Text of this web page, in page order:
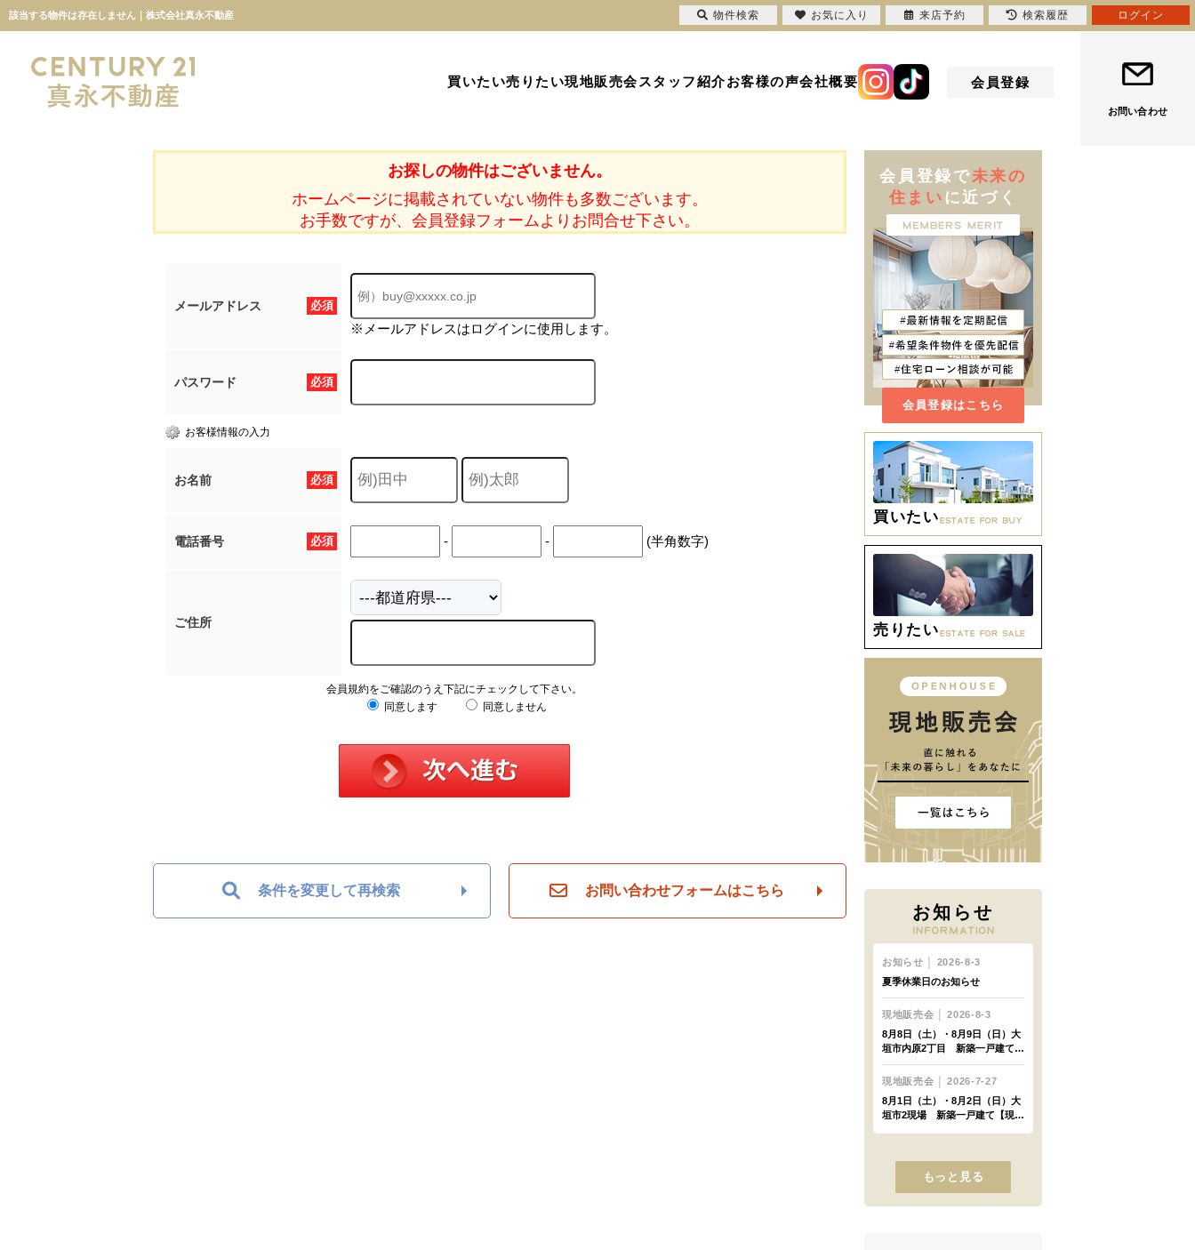
該当する物件は存在しません｜株式会社真永不動産
買いたい売りたい現地販売会スタッフ紹介お客様の声会社概要 会員登録
お問い合わせ
お探しの物件はございません。
ホームページに掲載されていない物件も多数ございます。
お手数ですが、会員登録フォームよりお問合せ下さい。
必須
メールアドレス
※メールアドレスはログインに使用します。
必須
パスワード
お客様情報の入力
必須
お名前
必須
電話番号 - - (半角数字)
ご住所
会員規約をご確認のうえ下記にチェックして下さい。
同意します
同意しません
条件を変更して再検索 お問い合わせフォームはこちら
会員登録で未来の
住まい に近づく
会員登録はこちら
買いたい
売りたい
お知らせ
もっと見る
物件検索 お気に入り 来店予約 検索履歴 ログイン